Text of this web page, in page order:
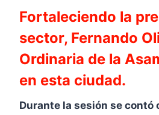
Fortaleciendo la
sector, Fernando
Ordinaria de la
en esta ciudad.
Durante la sesión se